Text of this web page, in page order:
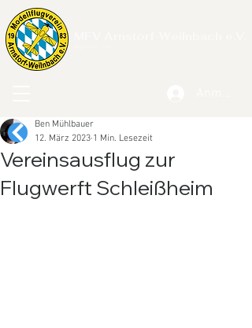
Vereinsausflug zur
Flugwerft Schleißheim
Ben Mühlbauer
12. März 2023 1 Min. Lesezeit